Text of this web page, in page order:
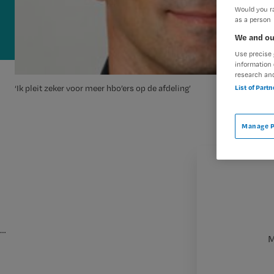
‘Ik pleit zeker voor meer hbo’ers op de afdeling’
…
Would you
as a person
We and
Use
information
research
List of
Manage